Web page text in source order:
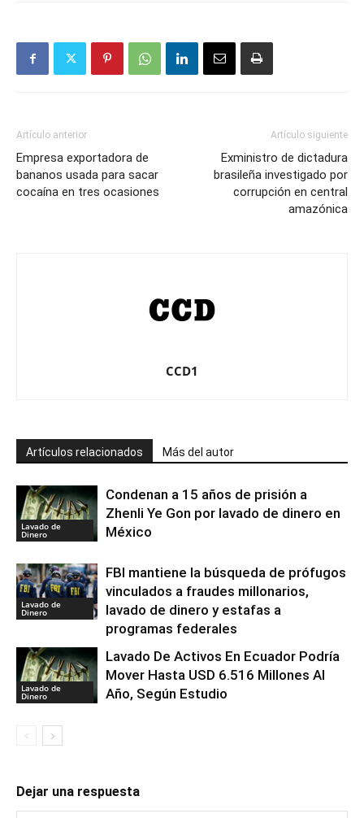
Artículo anterior
Empresa exportadora de
bananos usada para sacar
cocaína en tres ocasiones
Artículo siguiente
Exministro de dictadura
brasileña investigado por
corrupción en central
amazónica
CCD1
Artículos relacionados Más del autor
Lavado de
Dinero
Condenan a 15 años de prisión a
Zhenli Ye Gon por lavado de dinero en
México
Lavado de
Dinero
FBI mantiene la búsqueda de prófugos
vinculados a fraudes millonarios,
lavado de dinero y estafas a
programas federales
Lavado de
Dinero
Lavado De Activos En Ecuador Podría
Mover Hasta USD 6.516 Millones Al
Año, Según Estudio
Dejar una respuesta